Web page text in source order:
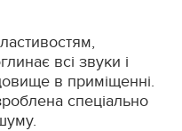
всі звуки і
в приміщенні.
спеціально